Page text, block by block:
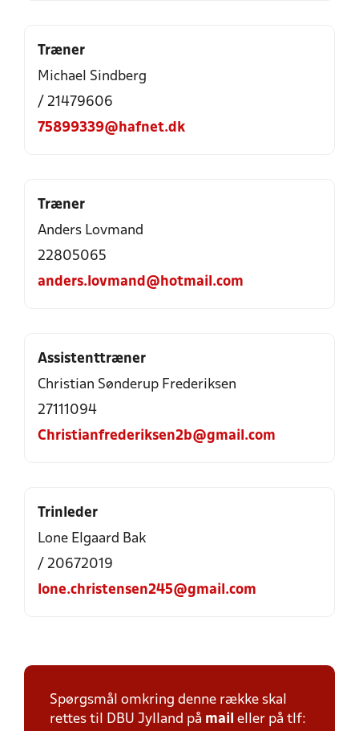
Træner
Michael Sindberg
/ 21479606
75899339@hafnet.dk
Træner
Anders Lovmand
22805065
anders.lovmand@hotmail.com
Assistenttræner
Christian Sønderup Frederiksen
27111094
Christianfrederiksen2b@gmail.com
Trinleder
Lone Elgaard Bak
/ 20672019
lone.christensen245@gmail.com
Spørgsmål omkring denne række skal
rettes til DBU Jylland på mail eller på tlf: